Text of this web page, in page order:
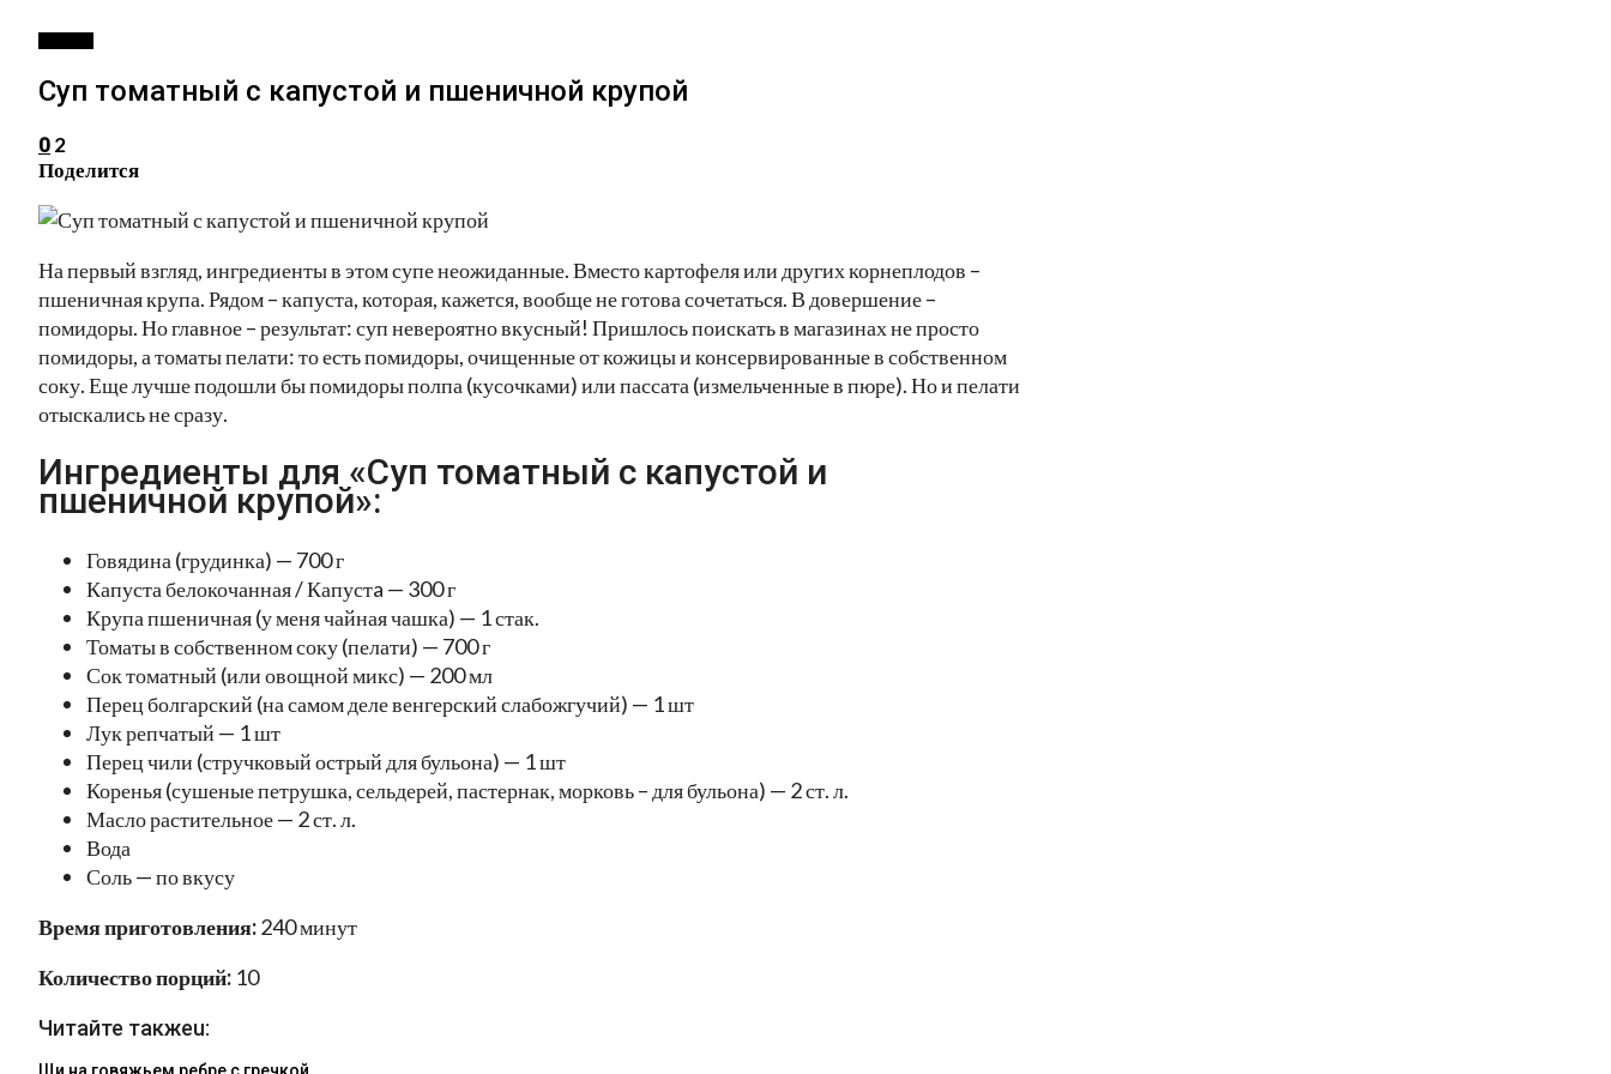
Суп томатный с капустой и пшеничной крупой
0 2
Поделится
На первый взгляд, ингредиенты в этом супе неожиданные. Вместо картофеля или других корнеплодов –
пшеничная крупа. Рядом – капуста, которая, кажется, вообще не готова сочетаться. В довершение –
помидоры. Но главное – результат: суп невероятно вкусный! Пришлось поискать в магазинах не просто
помидоры, а томаты пелати: то есть помидоры, очищенные от кожицы и консервированные в собственном
соку. Еще лучше подошли бы помидоры полпа (кусочками) или пассата (измельченные в пюре). Но и пелати
отыскались не сразу.
Ингредиенты для «Суп томатный с капустой и
пшеничной крупой»:
Говядина (грудинка) — 700 г
Капуста белокочанная / Капустa — 300 г
Крупа пшеничная (у меня чайная чашка) — 1 стак.
Томаты в собственном соку (пелати) — 700 г
Сок томатный (или овощной микс) — 200 мл
Перец болгарский (на самом деле венгерский слабожгучий) — 1 шт
Лук репчатый — 1 шт
Перец чили (стручковый острый для бульона) — 1 шт
Коренья (сушеные петрушка, сельдерей, пастернак, морковь – для бульона) — 2 ст. л.
Масло растительное — 2 ст. л.
Вода
Соль — по вкусу
Время приготовления:240 минут
Количество порций: 10
Читайте такжеu:
Щи на говяжьем ребре с гречкой